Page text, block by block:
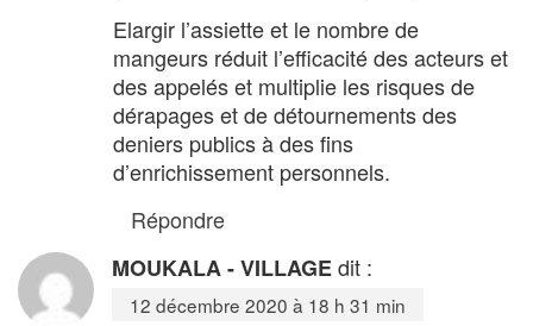
Elargir l’assiette et le nombre de
mangeurs réduit l’efficacité des acteurs et
des appelés et multiplie les risques de
dérapages et de détournements des
deniers publics à des fins
d’enrichissement personnels.
Répondre
MOUKALA - VILLAGEdit :
12 décembre 2020 à 18 h 31 min